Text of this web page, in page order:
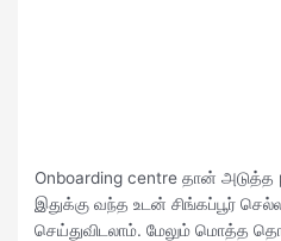
Onboarding centre தான் அடுத்த
இதுக்கு வந்த உடன் சிங்கப்பூர்
செய்துவிடலாம். மேலும் மொத்த